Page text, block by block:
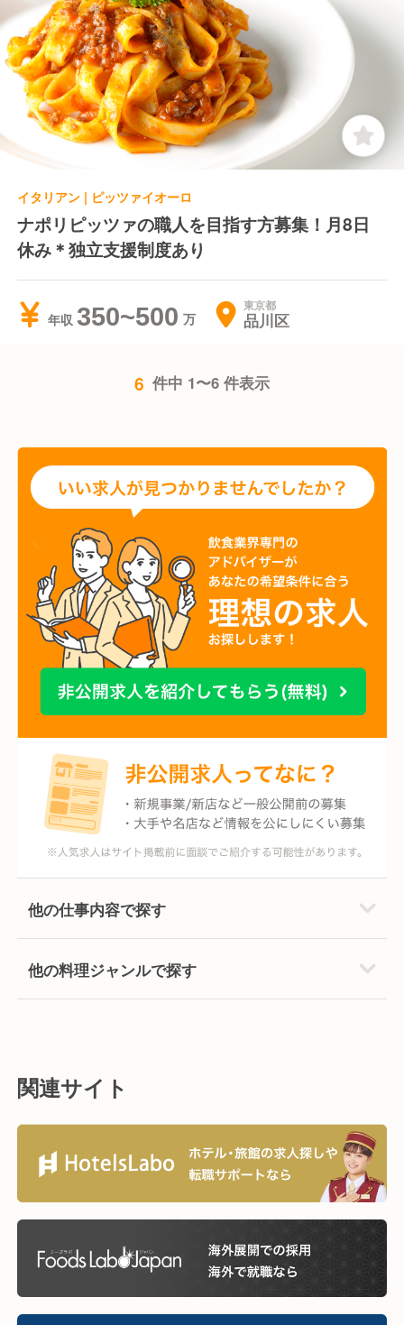
イタリアン | ピッツァイオーロ
ナポリピッツァの職人を目指す方募集！月8日
休み＊独立支援制度あり
年収 350~500 東京都
品川区
6 件中 1〜6 件表示
他の仕事内容で探す
他の料理ジャンルで探す
関連サイト